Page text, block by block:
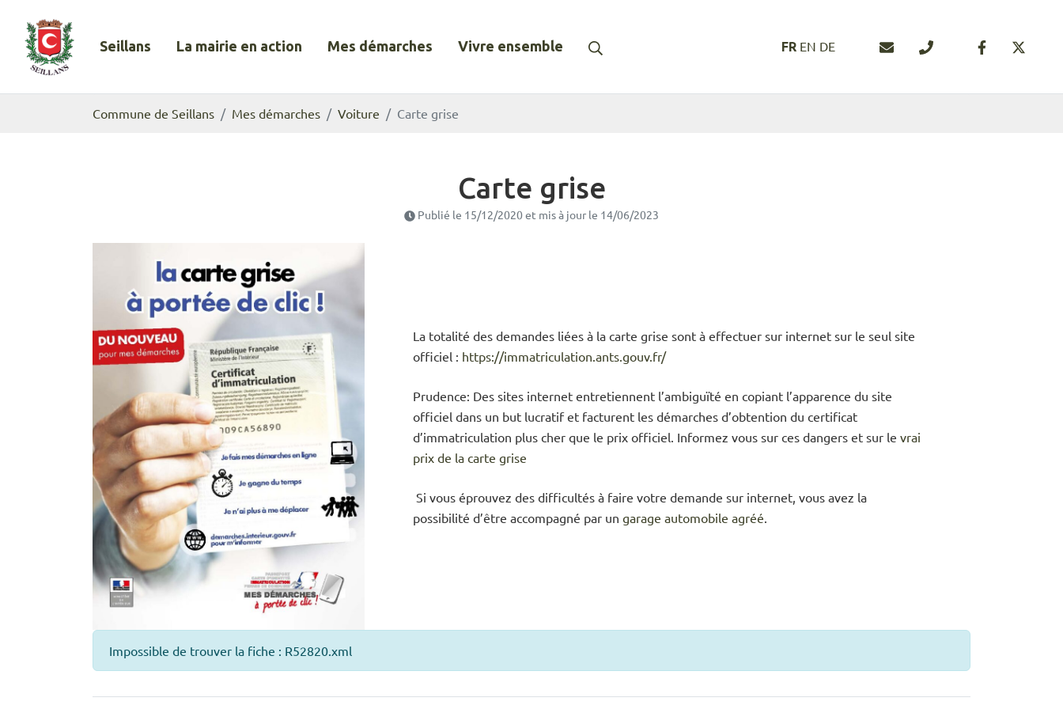
contenu Commune de Seillans
Seillans La mairie en action Mes démarches Vivre ensemble FR EN DE Nous contacter
04 94 50 45 46
Commune de Seillans Mes démarches Voiture Carte grise
Carte grise
Publié le 15/12/2020et mis à jour le 14/06/2023
La totalité des demandes liées à la carte grise sont à effectuer sur internet sur le seul site
officiel : https://immatriculation.ants.gouv.fr/
Prudence: Des sites internet entretiennent l’ambiguïté en copiant l’apparence du site
officiel dans un but lucratif et facturent les démarches d’obtention du certificat
d’immatriculation plus cher que le prix officiel. Informez vous sur ces dangers et sur levrai
prix de la carte grise
Si vous éprouvez des difficultés à faire votre demande sur internet, vous avez la
possibilité d’être accompagné par ungarage automobile agréé.
Impossible de trouver la fiche : R52820.xml